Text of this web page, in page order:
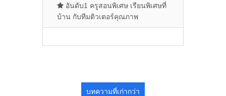
อันดับ1 ครูสอนพิเศษ เรียนพิเศษที่
บ้าน กับทีมติวเตอร์คุณภาพ
บทความที่เก่ากว่า